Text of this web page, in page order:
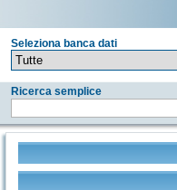
Seleziona banca dati
Ricerca semplice